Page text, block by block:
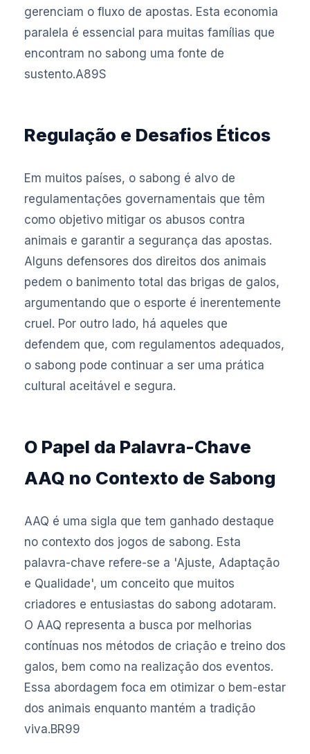
gerenciam o fluxo de apostas. Esta economia
paralela é essencial para muitas famílias que
encontram no sabong uma fonte de
sustento.A89S
Regulação e Desafios Éticos
Em muitos países, o sabong é alvo de
regulamentações governamentais que têm
como objetivo mitigar os abusos contra
animais e garantir a segurança das apostas.
Alguns defensores dos direitos dos animais
pedem o banimento total das brigas de galos,
argumentando que o esporte é inerentemente
cruel. Por outro lado, há aqueles que
defendem que, com regulamentos adequados,
o sabong pode continuar a ser uma prática
cultural aceitável e segura.
O Papel da Palavra-Chave
AAQ no Contexto de Sabong
AAQ é uma sigla que tem ganhado destaque
no contexto dos jogos de sabong. Esta
palavra-chave refere-se a 'Ajuste, Adaptação
e Qualidade', um conceito que muitos
criadores e entusiastas do sabong adotaram.
O AAQ representa a busca por melhorias
contínuas nos métodos de criação e treino dos
galos, bem como na realização dos eventos.
Essa abordagem foca em otimizar o bem-estar
dos animais enquanto mantém a tradição
viva.BR99